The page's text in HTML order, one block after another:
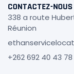
CONTACTEZ-NOUS
338 a route
Réunion
+262 692 40 43 78